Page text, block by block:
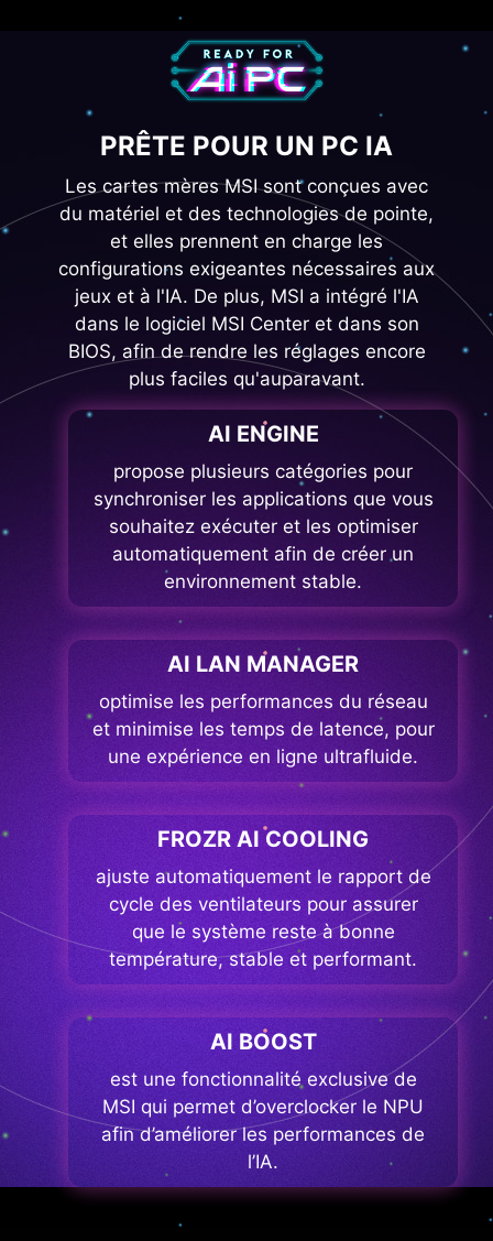
PRÊTE POUR UN PC IA
Les cartes mères MSI sont conçues avec
du matériel et des technologies de pointe,
et elles prennent en charge les
configurations exigeantes nécessaires aux
jeux et à l'IA. De plus, MSI a intégré l'IA
dans le logiciel MSI Center et dans son
BIOS, afin de rendre les réglages encore
plus faciles qu'auparavant.
AI ENGINE
propose plusieurs catégories pour
synchroniser les applications que vous
souhaitez exécuter et les optimiser
automatiquement afin de créer un
environnement stable.
AI LAN MANAGER
optimise les performances du réseau
et minimise les temps de latence, pour
une expérience en ligne ultrafluide.
FROZR AI COOLING
ajuste automatiquement le rapport de
cycle des ventilateurs pour assurer
que le système reste à bonne
température, stable et performant.
AI BOOST
est une fonctionnalité exclusive de
MSI qui permet d’overclocker le NPU
afin d’améliorer les performances de
l’IA.